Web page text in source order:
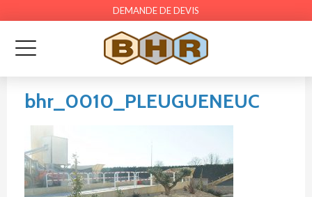
DEMANDE DE DEVIS
bhr_0010_PLEUGUENEUC